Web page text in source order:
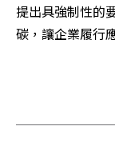
提出具強制性的
碳，讓企業履行